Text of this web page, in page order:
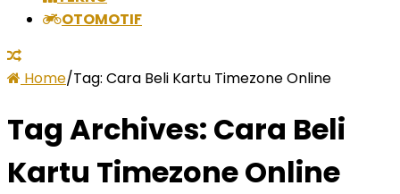
OTOMOTIF
Home/Tag: Cara Beli Kartu Timezone Online
Tag Archives: Cara Beli
Kartu Timezone Online